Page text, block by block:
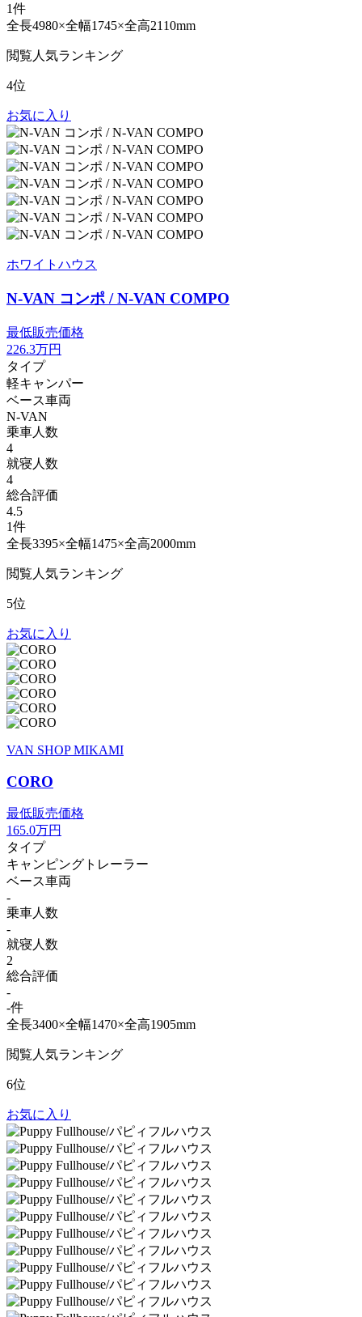
1件
全長4980×全幅1745×全高2110mm
閲覧人気ランキング
4位
お気に入り
ホワイトハウス
N-VAN コンポ / N-VAN COMPO
最低販売価格
226.3万円
タイプ
軽キャンパー
ベース車両
N-VAN
乗車人数
4
就寝人数
4
総合評価
4.5
1件
全長3395×全幅1475×全高2000mm
閲覧人気ランキング
5位
お気に入り
VAN SHOP MIKAMI
CORO
最低販売価格
165.0万円
タイプ
キャンピングトレーラー
ベース車両
-
乗車人数
-
就寝人数
2
総合評価
-
-件
全長3400×全幅1470×全高1905mm
閲覧人気ランキング
6位
お気に入り